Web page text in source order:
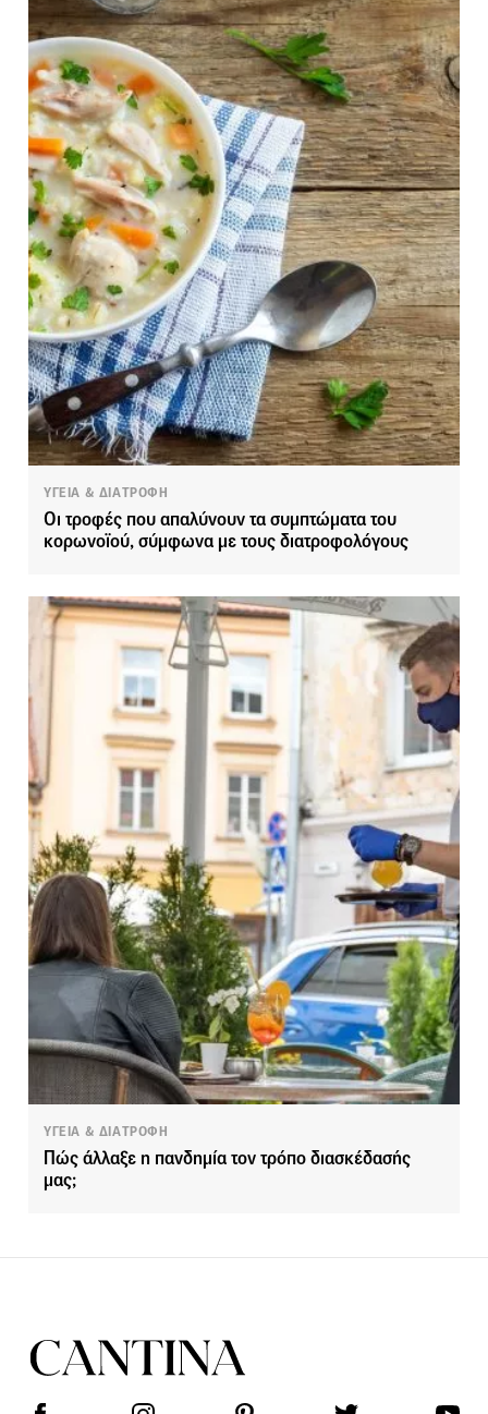
ΥΓΕΙΑ & ΔΙΑΤΡΟΦΗ
Οι τροφές που απαλύνουν τα συμπτώματα του
κορωνοϊού, σύμφωνα με τους διατροφολόγους
ΥΓΕΙΑ & ΔΙΑΤΡΟΦΗ
Πώς άλλαξε η πανδημία τον τρόπο διασκέδασής
μας;